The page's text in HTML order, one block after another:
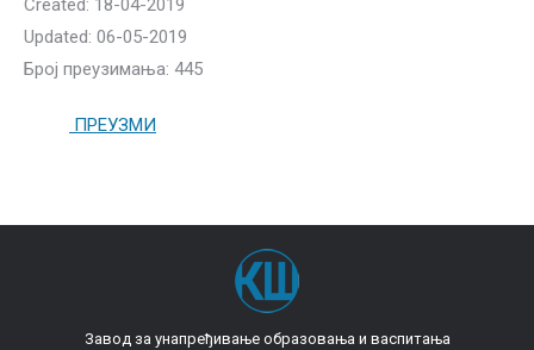
Created: 18-04-2019
Updated: 06-05-2019
Број преузимања: 445
ПРЕУЗМИ
Завод за унапређивање образовања и васпитања